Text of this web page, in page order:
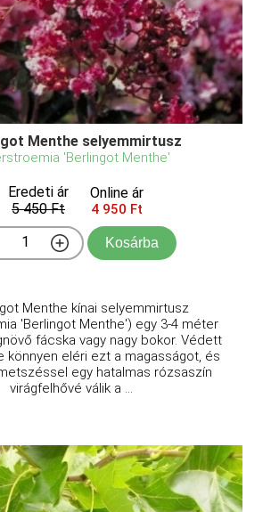
Menthe selyemmirtusz
'Berlingot Menthe'
Eredeti ár
5 450 Ft
Online ár
4 950 Ft
Kosárba
Menthe kínai selyemmirtusz
'Berlingot Menthe') egy 3-4 méter
fácska vagy nagy bokor. Védett
könnyen eléri ezt a magasságot, és
egy hatalmas rózsaszín
virágfelhővé válik a ...